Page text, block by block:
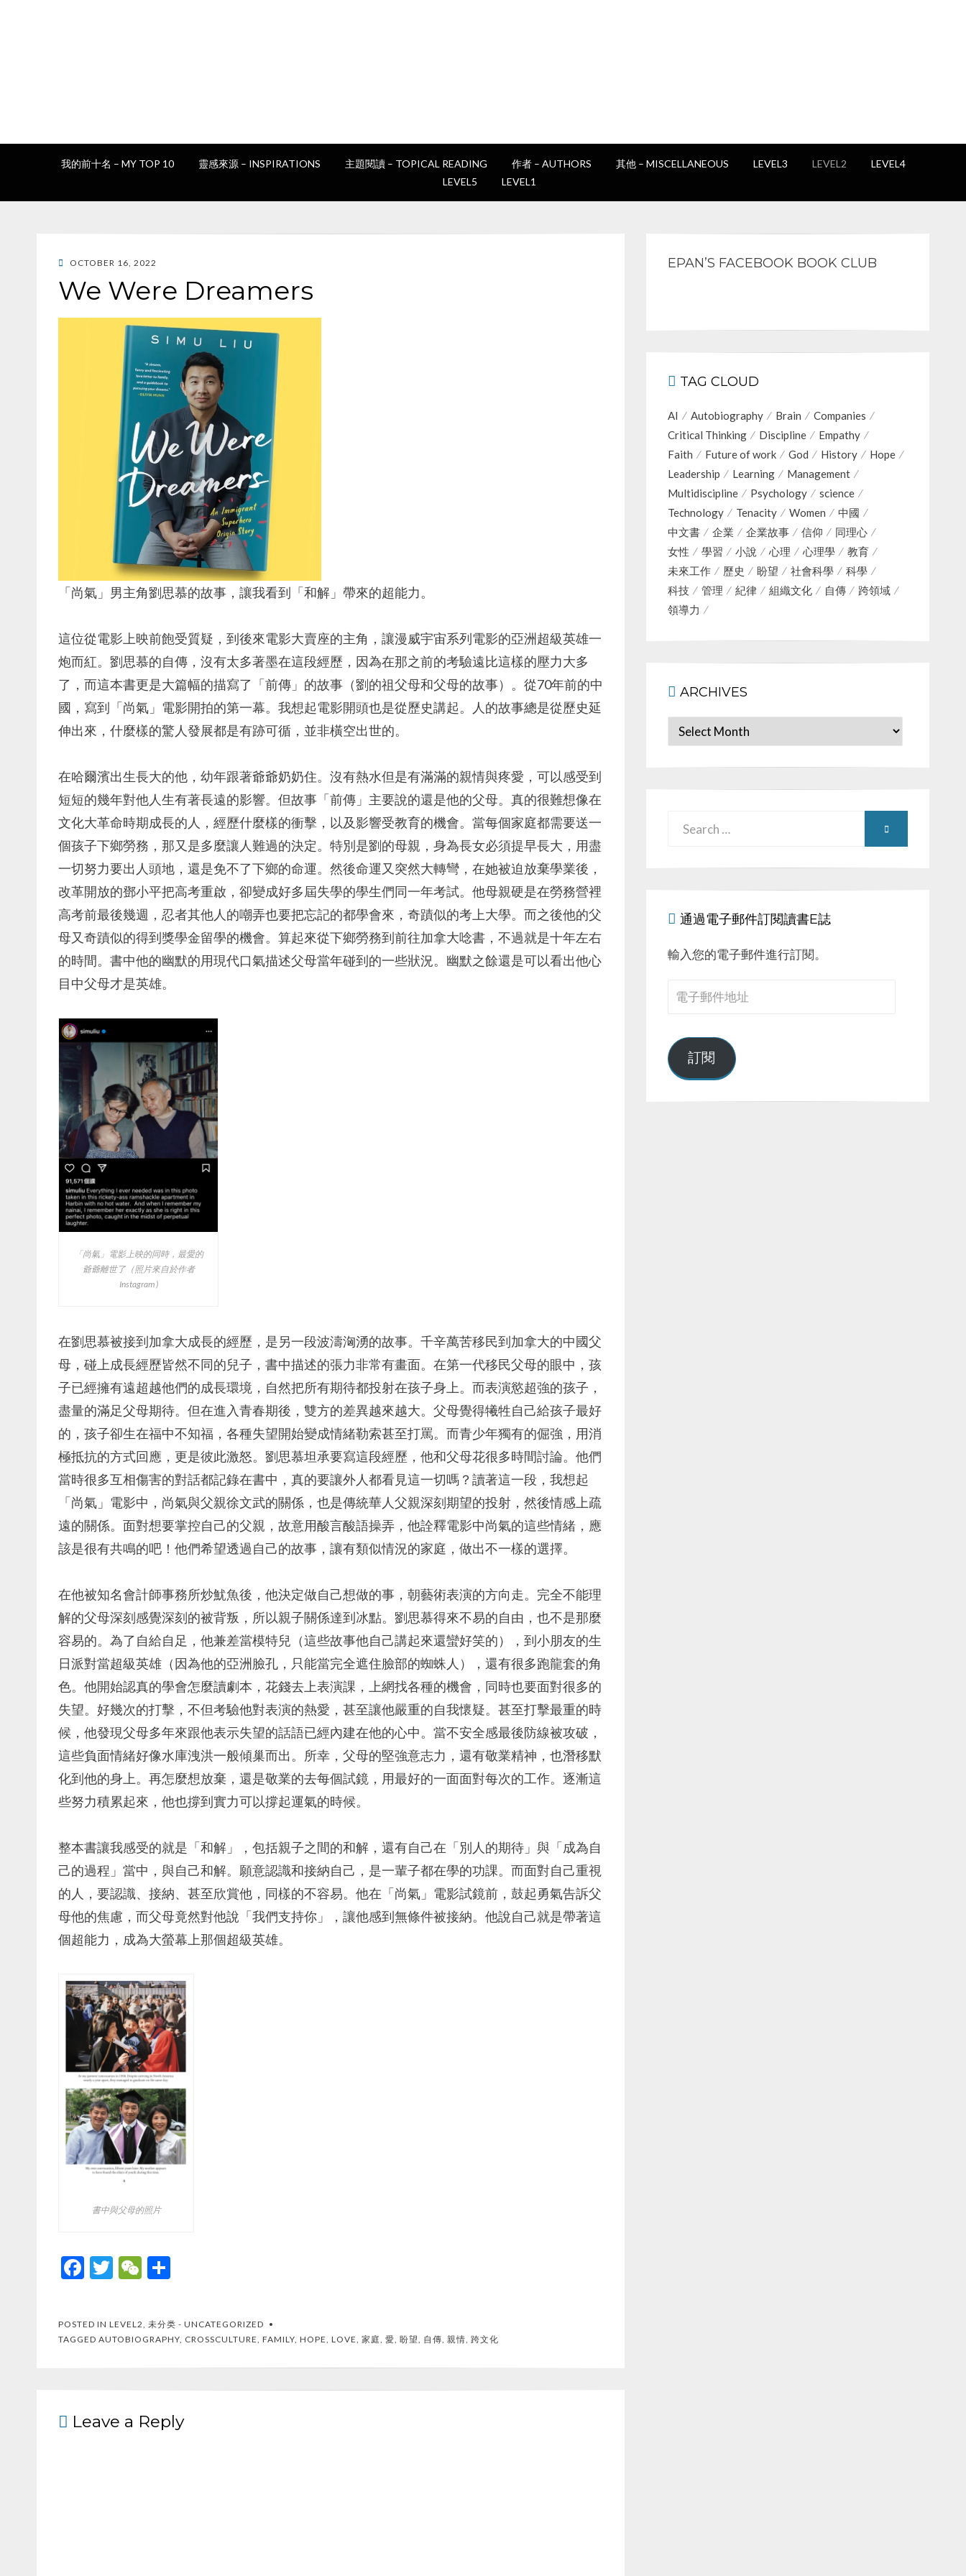
我的前十名 – MY TOP 10 靈感來源 – INSPIRATIONS 主題閱讀 – TOPICAL READING 作者 – AUTHORS 其他 – MISCELLANEOUS LEVEL3 LEVEL2
LEVEL4
LEVEL5
LEVEL1
POSTED
OCTOBER 16, 2022
We Were Dreamers
「尚氣」男主角劉思慕的故事，讓我看到「和解」帶來的超能力。
這位從電影上映前飽受質疑，到後來電影大賣座的主角，讓漫威宇宙系列電影的亞洲超級英雄一
炮而紅。劉思慕的自傳，沒有太多著墨在這段經歷，因為在那之前的考驗遠比這樣的壓力大多
了，而這本書更是大篇幅的描寫了「前傳」的故事（劉的祖父母和父母的故事）。從70年前的中
國，寫到「尚氣」電影開拍的第一幕。我想起電影開頭也是從歷史講起。人的故事總是從歷史延
伸出來，什麼樣的驚人發展都是有跡可循，並非橫空出世的。
在哈爾濱出生長大的他，幼年跟著爺爺奶奶住。沒有熱水但是有滿滿的親情與疼愛，可以感受到
短短的幾年對他人生有著長遠的影響。但故事「前傳」主要說的還是他的父母。真的很難想像在
文化大革命時期成長的人，經歷什麼樣的衝擊，以及影響受教育的機會。當每個家庭都需要送一
個孩子下鄉勞務，那又是多麼讓人難過的決定。特別是劉的母親，身為長女必須提早長大，用盡
一切努力要出人頭地，還是免不了下鄉的命運。然後命運又突然大轉彎，在她被迫放棄學業後，
改革開放的鄧小平把高考重啟，卻變成好多屆失學的學生們同一年考試。他母親硬是在勞務營裡
高考前最後幾週，忍者其他人的嘲弄也要把忘記的都學會來，奇蹟似的考上大學。而之後他的父
母又奇蹟似的得到獎學金留學的機會。算起來從下鄉勞務到前往加拿大唸書，不過就是十年左右
的時間。書中他的幽默的用現代口氣描述父母當年碰到的一些狀況。幽默之餘還是可以看出他心
目中父母才是英雄。
「尚氣」電影上映的同時，最愛的
爺爺離世了（照片來自於作者
Instagram )
在劉思慕被接到加拿大成長的經歷，是另一段波濤洶湧的故事。千辛萬苦移民到加拿大的中國父
母，碰上成長經歷皆然不同的兒子，書中描述的張力非常有畫面。在第一代移民父母的眼中，孩
子已經擁有遠超越他們的成長環境，自然把所有期待都投射在孩子身上。而表演慾超強的孩子，
盡量的滿足父母期待。但在進入青春期後，雙方的差異越來越大。父母覺得犧牲自己給孩子最好
的，孩子卻生在福中不知福，各種失望開始變成情緒勒索甚至打罵。而青少年獨有的倔強，用消
極抵抗的方式回應，更是彼此激怒。劉思慕坦承要寫這段經歷，他和父母花很多時間討論。他們
當時很多互相傷害的對話都記錄在書中，真的要讓外人都看見這一切嗎？讀著這一段，我想起
「尚氣」電影中，尚氣與父親徐文武的關係，也是傳統華人父親深刻期望的投射，然後情感上疏
遠的關係。面對想要掌控自己的父親，故意用酸言酸語操弄，他詮釋電影中尚氣的這些情緒，應
該是很有共鳴的吧！他們希望透過自己的故事，讓有類似情況的家庭，做出不一樣的選擇。
在他被知名會計師事務所炒魷魚後，他決定做自己想做的事，朝藝術表演的方向走。完全不能理
解的父母深刻感覺深刻的被背叛，所以親子關係達到冰點。劉思慕得來不易的自由，也不是那麼
容易的。為了自給自足，他兼差當模特兒（這些故事他自己講起來還蠻好笑的），到小朋友的生
日派對當超級英雄（因為他的亞洲臉孔，只能當完全遮住臉部的蜘蛛人），還有很多跑龍套的角
色。他開始認真的學會怎麼讀劇本，花錢去上表演課，上網找各種的機會，同時也要面對很多的
失望。好幾次的打擊，不但考驗他對表演的熱愛，甚至讓他嚴重的自我懷疑。甚至打擊最重的時
候，他發現父母多年來跟他表示失望的話語已經內建在他的心中。當不安全感最後防線被攻破，
這些負面情緒好像水庫洩洪一般傾巢而出。所幸，父母的堅強意志力，還有敬業精神，也潛移默
化到他的身上。再怎麼想放棄，還是敬業的去每個試鏡，用最好的一面面對每次的工作。逐漸這
些努力積累起來，他也撐到實力可以撐起運氣的時候。
整本書讓我感受的就是「和解」，包括親子之間的和解，還有自己在「別人的期待」與「成為自
己的過程」當中，與自己和解。願意認識和接納自己，是一輩子都在學的功課。而面對自己重視
的人，要認識、接納、甚至欣賞他，同樣的不容易。他在「尚氣」電影試鏡前，鼓起勇氣告訴父
母他的焦慮，而父母竟然對他說「我們支持你」，讓他感到無條件被接納。他說自己就是帶著這
個超能力，成為大螢幕上那個超級英雄。
書中與父母的照片
F
b
T
er
W
C
h
ar
e
POSTED IN LEVEL2 未分类 - UNCATEGORIZED
TAGGED AUTOBIOGRAPHY CROSSCULTURE FAMILY HOPE LOVE 家庭 愛 盼望 自傳 親情 跨文化
Leave a Reply
EPAN’S FACEBOOK BOOK CLUB
TAG CLOUD
AI Autobiography Brain
Companies
Critical Thinking
Discipline
Empathy
Faith
Future of work God History
Hope
Leadership
Learning
Management
Multidiscipline
Psychology
science
Technology
Tenacity Women
中國
中文書
企業 企業故事 信仰
同理心
女性
學習 小說 心理 心理學
教育
未來工作
歷史 盼望 社會科學
科學
科技
管理 紀律 組織文化 自傳
跨領域
領導力
ARCHIVES
Archives
SEARCH
通過電子郵件訂閱讀書E誌
輸入您的電子郵件進行訂閱。
電
件
地
訂閱